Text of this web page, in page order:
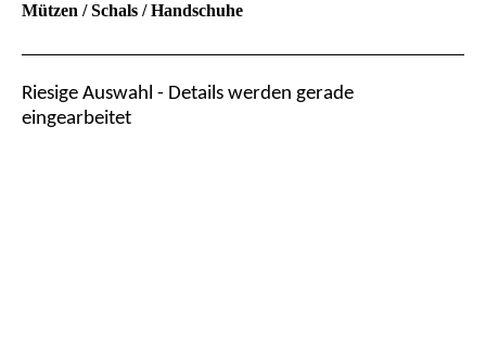
Mützen / Schals / Handschuhe
Riesige Auswahl - Details werden gerade
eingearbeitet